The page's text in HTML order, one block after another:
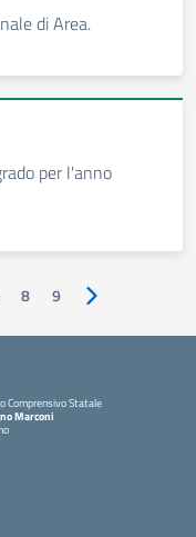
di Area.
per l'anno
8 9 Pagina
Comprensivo Statale
Marconi